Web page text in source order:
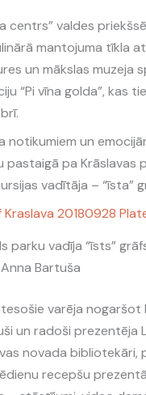
centrs” valdes
mantojuma tīkla
un mākslas muzeja
“Pi vīna golda”, kas
notikumiem un
pa Krāslavas
vadītāja – “īsta”
parku vadīja “īsts”
Anna Bartuša
varēja nogaršot
un radoši prezentēja
novada bibliotekāri,
recepšu